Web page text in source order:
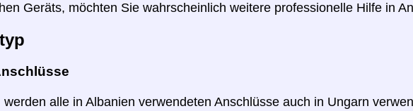
Geräts, möchten Sie wahrscheinlich weitere professionelle Hilfe in
werden alle in Albanien verwendeten Anschlüsse auch in Ungarn